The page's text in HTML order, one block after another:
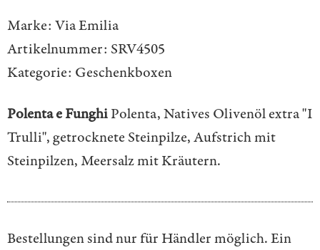
Marke: Via Emilia
Artikelnummer: SRV4505
Kategorie: Geschenkboxen
Polenta e FunghiPolenta, Natives Olivenöl extra "I
Trulli", getrocknete Steinpilze, Aufstrich mit
Steinpilzen, Meersalz mit Kräutern.
Bestellungen sind nur für Händler möglich. Ein